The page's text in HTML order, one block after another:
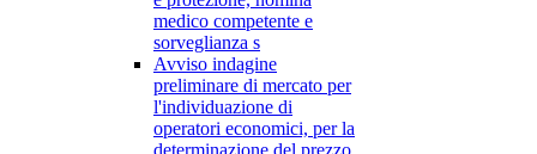
medico competente e
sorveglianza s
Avviso indagine
preliminare di mercato per
l'individuazione di
operatori economici, per la
determinazione del prezzo